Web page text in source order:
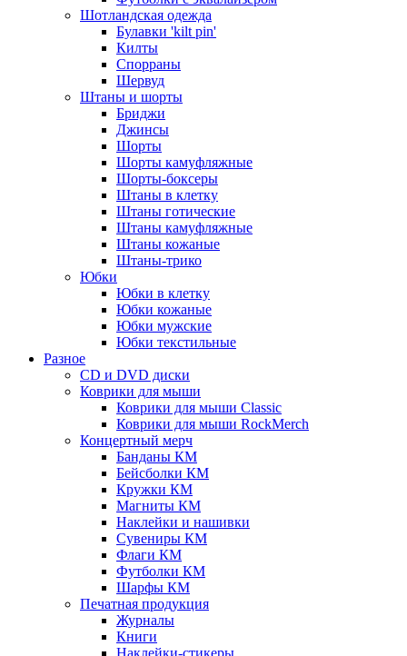
Шотландская одежда
Булавки 'kilt pin'
Килты
Спорраны
Шервуд
Штаны и шорты
Бриджи
Джинсы
Шорты
Шорты камуфляжные
Шорты-боксеры
Штаны в клетку
Штаны готические
Штаны камуфляжные
Штаны кожаные
Штаны-трико
Юбки
Юбки в клетку
Юбки кожаные
Юбки мужские
Юбки текстильные
Разное
CD и DVD диски
Коврики для мыши
Коврики для мыши Classic
Коврики для мыши RockMerch
Концертный мерч
Банданы КМ
Бейсболки КМ
Кружки КМ
Магниты КМ
Наклейки и нашивки
Сувениры КМ
Флаги КМ
Футболки КМ
Шарфы КМ
Печатная продукция
Журналы
Книги
Наклейки-стикеры